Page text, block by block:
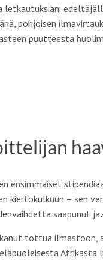
pohjoisen
puutteesta
ensimmäiset
kiertokulkuun – sen
saapunut
tottua ilmastoon,